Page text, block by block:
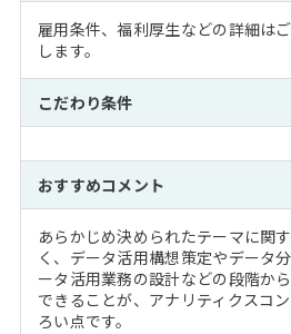
雇用条件、福利厚生などの詳細は
します。
こだわり条件
おすすめコメント
あらかじめ決められたテーマに関
く、データ活用構想策定やデータ
ータ活用業務の設計などの段階か
できることが、アナリティクスコ
ろい点です。